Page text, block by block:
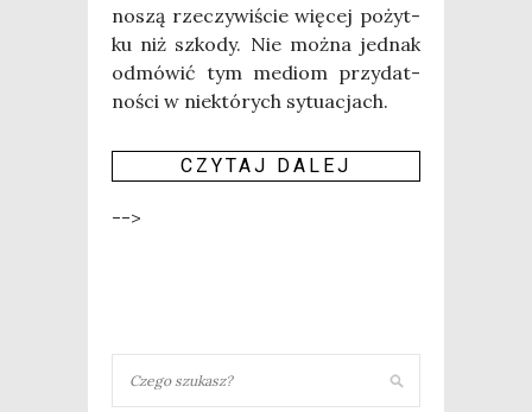
no­szą rze­czy­wi­ście wię­cej pożyt­
ku niż szko­dy. Nie moż­na jed­nak
odmó­wić tym mediom przy­dat­
no­ści w nie­któ­rych sytu­acjach.
CZY­TAJ DALEJ
-->